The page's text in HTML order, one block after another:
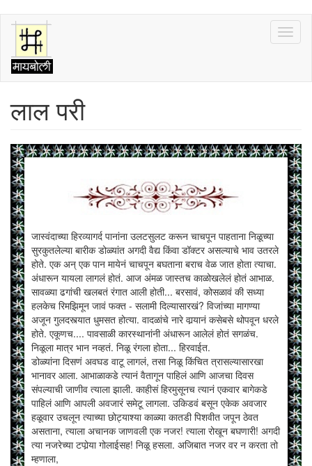
Skip
main
content
लाल परी
जास्वंदाच्या हिरव्यागर्द पानांना उलटसुलट करून चाचपून पाहताना निळूच्या
सुरकुतलेल्या बारीक डोळ्यांत अगदी वैद्य किंवा डॉक्टर असल्याचे भाव उतरले
होते. एक अन् एक पान मायेनं चाचपून बघताना बराच वेळ जात होता त्याचा.
अंधारून यायला लागलं होतं. आज अंमळ जास्तच काळोखलेलं होतं आभाळ.
सावळ्या ढगांची खलबतं रंगात आली होती... बरसावं, कोसळावं की सध्या
हलकेच रिमझिमून जावं फक्त - सलामी दिल्यासारखं? विजांच्या मागण्या
अजून गुलदस्त्यात धुमसत होत्या. वादळांचे नारे वार्‍यानं कसेबसे थोपवून धरले
होते. एकूणच.... पावसाळी कारस्थानांनी अंधारून आलेलं होतं सगळंच.
निळूला मात्र भान नव्हतं. निळू रंगला होता... हिरवाईत.
डोळ्यांना दिसणं अवघड वाटू लागलं, तसा निळू किंचित त्रासल्यासारखा
भानावर आला. आभाळाकडे त्यानं वैतागून पाहिलं आणि आजचा दिवस
संपल्याची जाणीव त्याला झाली. काहीसं हिरमुसूनच त्यानं एकवार बागेकडे
पाहिलं आणि आपली अवजारं समेटू लागला. उकिडवं बसून एकेक अवजार
हळूवार उचलून त्याच्या छोट्याश्या काळ्या कातडी पिशवीत जपून ठेवत
असताना, त्याला अचानक जाणवली एक नजर! त्याला रोखून बघणारी! अगदी
त्या नजरेच्या टपोर्‍या गोलाईसह! निळू हसला. अजिबात नजर वर न करता तो
म्हणाला,